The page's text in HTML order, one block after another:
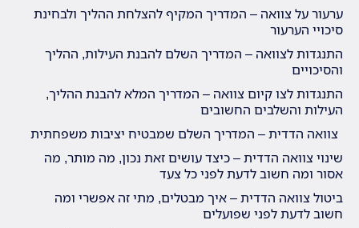
ערעור על צוואה – המדריך המקיף להצלחת ההליך ולבחינת
סיכויי הערעור
התנגדות לצוואה – המדריך השלם להבנת העילות, ההליך
והסיכויים
התנגדות לצו קיום צוואה – המדריך המלא להבנת ההליך,
העילות והשלבים החשובים
צוואה הדדית – המדריך השלם שמבטיח יציבות משפחתית
שינוי צוואה הדדית – כיצד עושים זאת נכון, מה מותר, מה
אסור ומה חשוב לדעת לפני כל צעד
ביטול צוואה הדדית – איך מבטלים, מתי זה אפשרי ומה
חשוב לדעת לפני שפועלים